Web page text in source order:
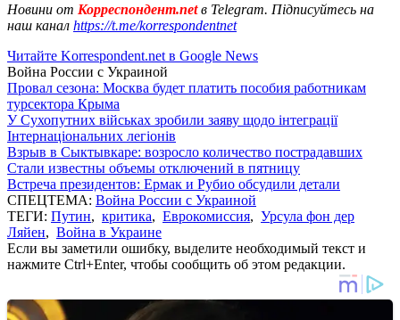
Новини от Корреспондент.netв Telegram. Підписуйтесь на
наш канал https://t.me/korrespondentnet
Читайте Korrespondent.net в Google News
Война России с Украиной
Провал сезона: Москва будет платить пособия работникам
турсектора Крыма
У Сухопутних військах зробили заяву щодо інтеграції
Інтернаціональних легіонів
Взрыв в Сыктывкаре: возросло количество пострадавших
Стали известны объемы отключений в пятницу
Встреча президентов: Ермак и Рубио обсудили детали
СПЕЦТЕМА: Война России с Украиной
ТЕГИ: Путин, критика, Еврокомиссия, Урсула фон дер
Ляйен, Война в Украине
Если вы заметили ошибку, выделите необходимый текст и
нажмите Ctrl+Enter, чтобы сообщить об этом редакции.